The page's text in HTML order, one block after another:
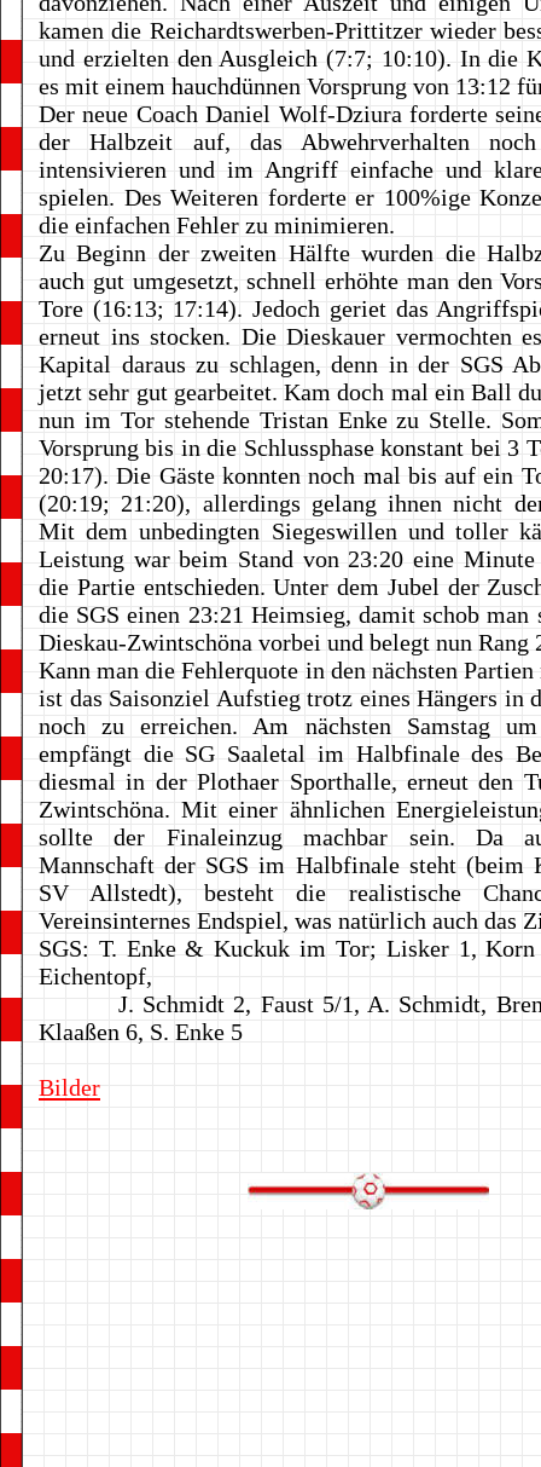
kamen die Reichardtswerben-Prittitzer wieder
und erzielten den Ausgleich (7:7; 10:10). In die
es mit einem hauchdünnen Vorsprung von 13:12
Der neue Coach Daniel Wolf-Dziura forderte
der Halbzeit auf, das Abwehrverhalten
intensivieren und im Angriff einfache und
spielen. Des Weiteren forderte er 100%ige
die einfachen Fehler zu minimieren.
Zu Beginn der zweiten Hälfte wurden die
auch gut umgesetzt, schnell erhöhte man den
Tore (16:13; 17:14). Jedoch geriet das
erneut ins stocken. Die Dieskauer vermochten
Kapital daraus zu schlagen, denn in der SGS
jetzt sehr gut gearbeitet. Kam doch mal ein Ball
nun im Tor stehende Tristan Enke zu Stelle.
Vorsprung bis in die Schlussphase konstant bei 3
20:17). Die Gäste konnten noch mal bis auf ein
(20:19; 21:20), allerdings gelang ihnen nicht
Mit dem unbedingten Siegeswillen und toller
Leistung war beim Stand von 23:20 eine Minute
die Partie entschieden. Unter dem Jubel der
die SGS einen 23:21 Heimsieg, damit schob man
Dieskau-Zwintschöna vorbei und belegt nun Rang
Kann man die Fehlerquote in den nächsten
ist das Saisonziel Aufstieg trotz eines Hängers in
noch zu erreichen. Am nächsten Samstag
empfängt die SG Saaletal im Halbfinale des
diesmal in der Plothaer Sporthalle, erneut den
Zwintschöna. Mit einer ähnlichen
sollte der Finaleinzug machbar sein. Da
Mannschaft der SGS im Halbfinale steht (beim
SV Allstedt), besteht die realistische
Vereinsinternes Endspiel, was natürlich auch das
SGS: T. Enke & Kuckuk im Tor; Lisker 1, Korn
Eichentopf,
J. Schmidt 2, Faust 5/1, A. Schmidt,
Klaaßen 6, S. Enke 5
Bilder